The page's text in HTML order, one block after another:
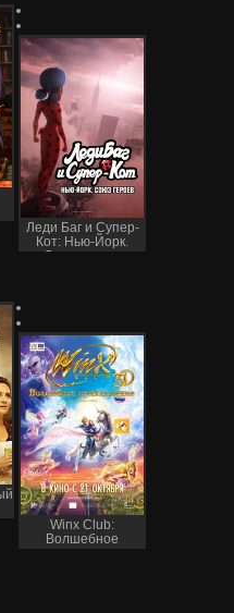
Леди Баг и Супер-
Кот: Нью-Йорк.
Союз героев
Winx Club:
Волшебное
приключение